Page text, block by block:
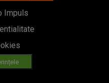
Impuls